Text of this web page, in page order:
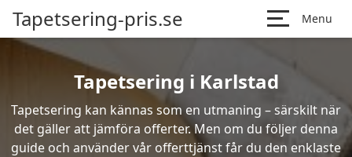
Tapetsering-pris.se Menu
Tapetsering i Karlstad
Tapetsering kan kännas som en utmaning – särskilt när
det gäller att jämföra offerter. Men om du följer denna
guide och använder vår offerttjänst får du den enklaste